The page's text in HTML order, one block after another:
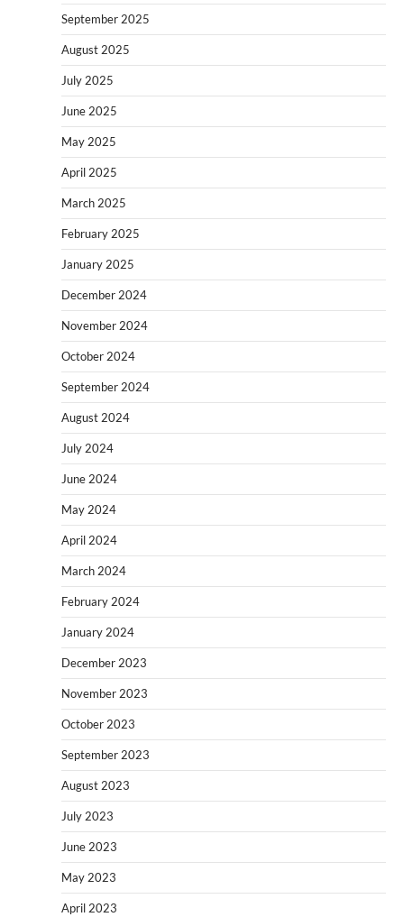
September 2025
August 2025
July 2025
June 2025
May 2025
April 2025
March 2025
February 2025
January 2025
December 2024
November 2024
October 2024
September 2024
August 2024
July 2024
June 2024
May 2024
April 2024
March 2024
February 2024
January 2024
December 2023
November 2023
October 2023
September 2023
August 2023
July 2023
June 2023
May 2023
April 2023